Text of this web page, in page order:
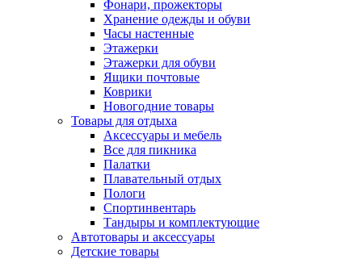
Фонари, прожекторы
Хранение одежды и обуви
Часы настенные
Этажерки
Этажерки для обуви
Ящики почтовые
Коврики
Новогодние товары
Товары для отдыха
Аксессуары и мебель
Все для пикника
Палатки
Плавательный отдых
Пологи
Спортинвентарь
Тандыры и комплектующие
Автотовары и аксессуары
Детские товары